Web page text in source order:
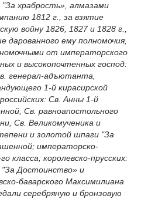
храбрость», алмазами
1812 г., за взятие
войну 1826, 1827 и 1828 г.,
дарованного ему полномочия,
от императорского
и высокопочтенных господ:
генерал-адъютанта,
1-й кирасирской
Св. Анны 1-й
Св. равноапостольного
Св. Великомученика и
и золотой шпаги "За
императорско-
класса; королевско-прусских:
"За Достоинство» и
баварского Максимилиана
серебряную и бронзовую